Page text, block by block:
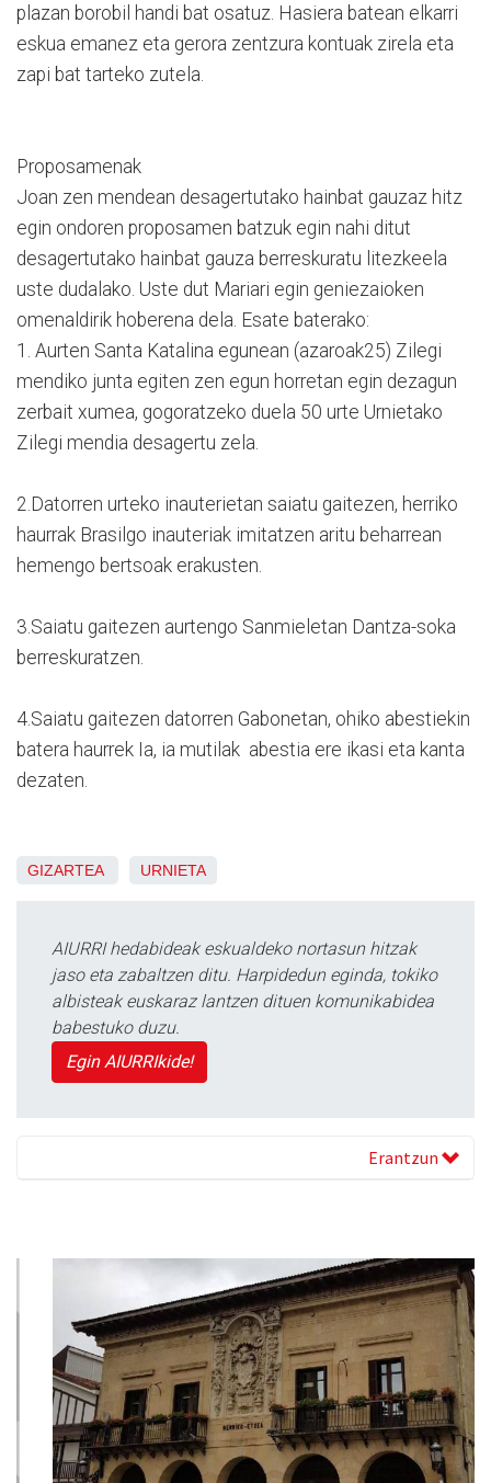
plazan borobil handi bat osatuz. Hasiera batean elkarri
eskua emanez eta gerora zentzura kontuak zirela eta
zapi bat tarteko zutela.
Proposamenak
Joan zen mendean desagertutako hainbat gauzaz hitz
egin ondoren proposamen batzuk egin nahi ditut
desagertutako hainbat gauza berreskuratu litezkeela
uste dudalako. Uste dut Mariari egin geniezaioken
omenaldirik hoberena dela. Esate baterako:
1. Aurten Santa Katalina egunean (azaroak25) Zilegi
mendiko junta egiten zen egun horretan egin dezagun
zerbait xumea, gogoratzeko duela 50 urte Urnietako
Zilegi mendia desagertu zela.
2.Datorren urteko inauterietan saiatu gaitezen, herriko
haurrak Brasilgo inauteriak imitatzen aritu beharrean
hemengo bertsoak erakusten.
3.Saiatu gaitezen aurtengo Sanmieletan Dantza-soka
berreskuratzen.
4.Saiatu gaitezen datorren Gabonetan, ohiko abestiekin
batera haurrek Ia, ia mutilak abestia ere ikasi eta kanta
dezaten.
GIZARTEA URNIETA
AIURRI hedabideak eskualdeko nortasun hitzak
jaso eta zabaltzen ditu. Harpidedun eginda, tokiko
albisteak euskaraz lantzen dituen komunikabidea
babestuko duzu.
Egin AIURRIkide!
Erantzun